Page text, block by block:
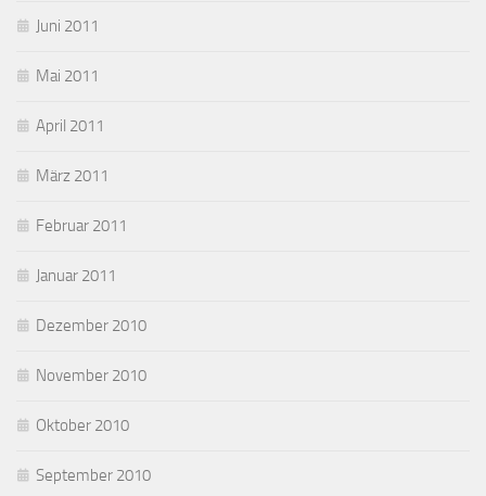
Juni 2011
Mai 2011
April 2011
März 2011
Februar 2011
Januar 2011
Dezember 2010
November 2010
Oktober 2010
September 2010